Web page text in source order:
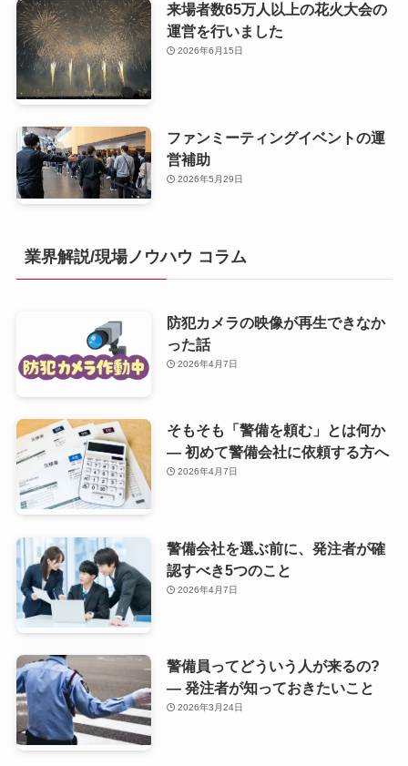
来場者数65万人以上の花火大会の
運営を行いました
2026年6月15日
ファンミーティングイベントの運
営補助
2026年5月29日
業界解説/現場ノウハウ コラム
防犯カメラの映像が再生できなか
った話
2026年4月7日
そもそも「警備を頼む」とは何か
— 初めて警備会社に依頼する方へ
2026年4月7日
警備会社を選ぶ前に、発注者が確
認すべき5つのこと
2026年4月7日
警備員ってどういう人が来るの?
— 発注者が知っておきたいこと
2026年3月24日